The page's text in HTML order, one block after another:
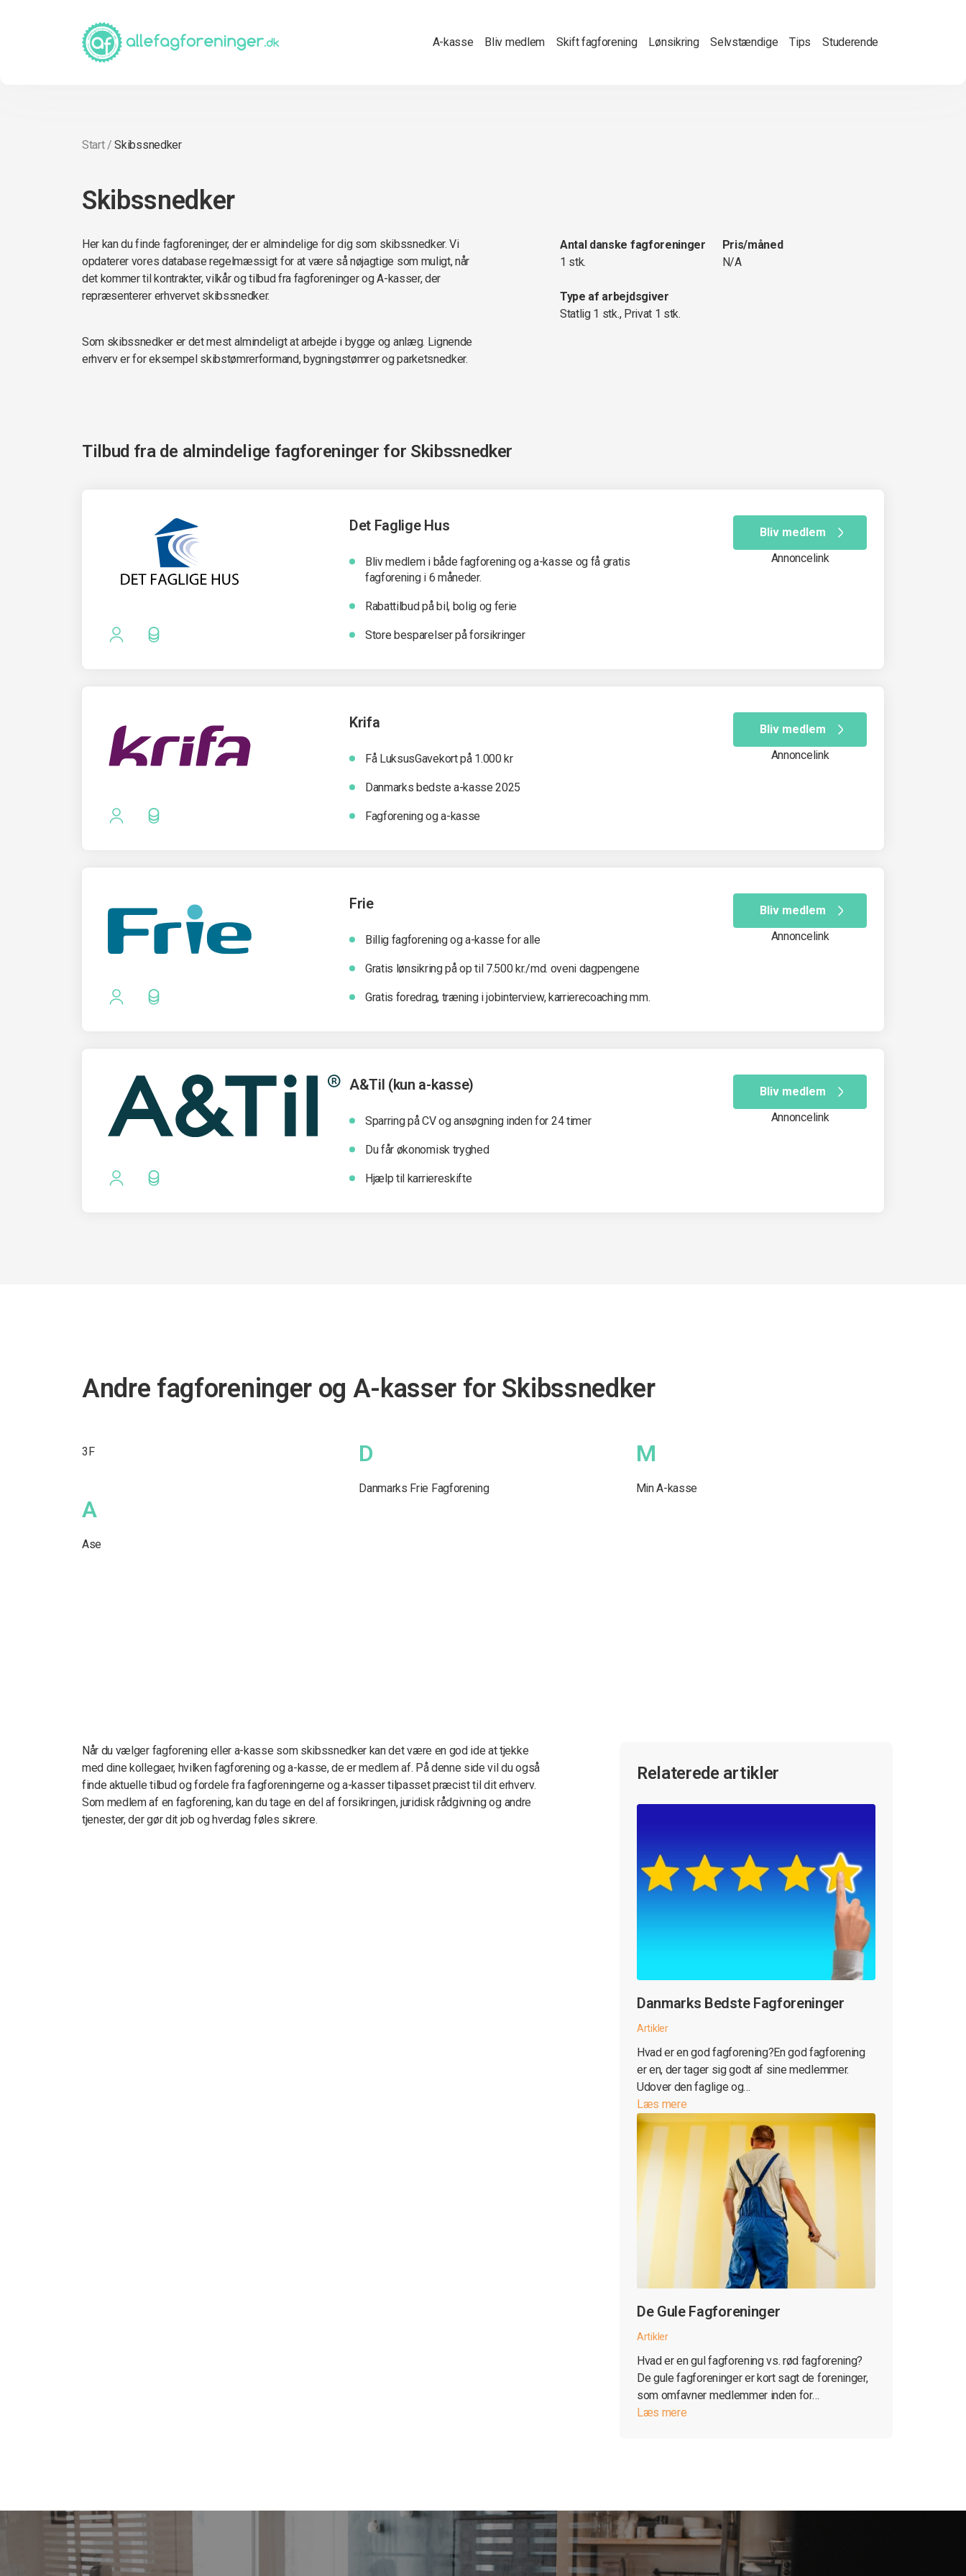
A-kasse Bliv medlem Skift fagforening Lønsikring Selvstændige Tips Studerende
Start/Skibssnedker
Skibssnedker
Her kan du finde fagforeninger, der er almindelige for dig som skibssnedker. Vi
opdaterer vores database regelmæssigt for at være så nøjagtige som muligt, når
det kommer til kontrakter, vilkår og tilbud fra fagforeninger og A-kasser, der
repræsenterer erhvervet skibssnedker.
Som skibssnedker er det mest almindeligt at arbejde i bygge og anlæg. Lignende
erhverv er for eksempel skibstømrerformand, bygningstømrer og parketsnedker.
Antal danske fagforeninger
1 stk.
Pris/måned
N/A
Type af arbejdsgiver
Statlig 1 stk., Privat 1 stk.
Tilbud fra de almindelige fagforeninger for Skibssnedker
Det Faglige Hus
Bliv medlem i både fagforening og a-kasse og få gratis
fagforening i 6 måneder.
Rabattilbud på bil, bolig og ferie
Store besparelser på forsikringer
Bliv medlem
Annoncelink
Krifa
Få LuksusGavekort på 1.000 kr
Danmarks bedste a-kasse 2025
Fagforening og a-kasse
Bliv medlem
Annoncelink
Frie
Billig fagforening og a-kasse for alle
Gratis lønsikring på op til 7.500 kr./md. oveni dagpengene
Gratis foredrag, træning i jobinterview, karrierecoaching mm.
Bliv medlem
Annoncelink
A&Til (kun a-kasse)
Sparring på CV og ansøgning inden for 24 timer
Du får økonomisk tryghed
Hjælp til karriereskifte
Bliv medlem
Annoncelink
Andre fagforeninger og A-kasser for Skibssnedker
3F
A
Ase
D
Danmarks Frie Fagforening
M
Min A-kasse
Når du vælger fagforening eller a-kasse som skibssnedker kan det være en god ide at tjekke
med dine kollegaer, hvilken fagforening og a-kasse, de er medlem af. På denne side vil du også
finde aktuelle tilbud og fordele fra fagforeningerne og a-kasser tilpasset præcist til dit erhverv.
Som medlem af en fagforening, kan du tage en del af forsikringen, juridisk rådgivning og andre
tjenester, der gør dit job og hverdag føles sikrere.
Relaterede artikler
Danmarks Bedste Fagforeninger
Artikler
Hvad er en god fagforening?En god fagforening
er en, der tager sig godt af sine medlemmer.
Udover den faglige og…
Læs mere
De Gule Fagforeninger
Artikler
Hvad er en gul fagforening vs. rød fagforening?
De gule fagforeninger er kort sagt de foreninger,
som omfavner medlemmer inden for…
Læs mere